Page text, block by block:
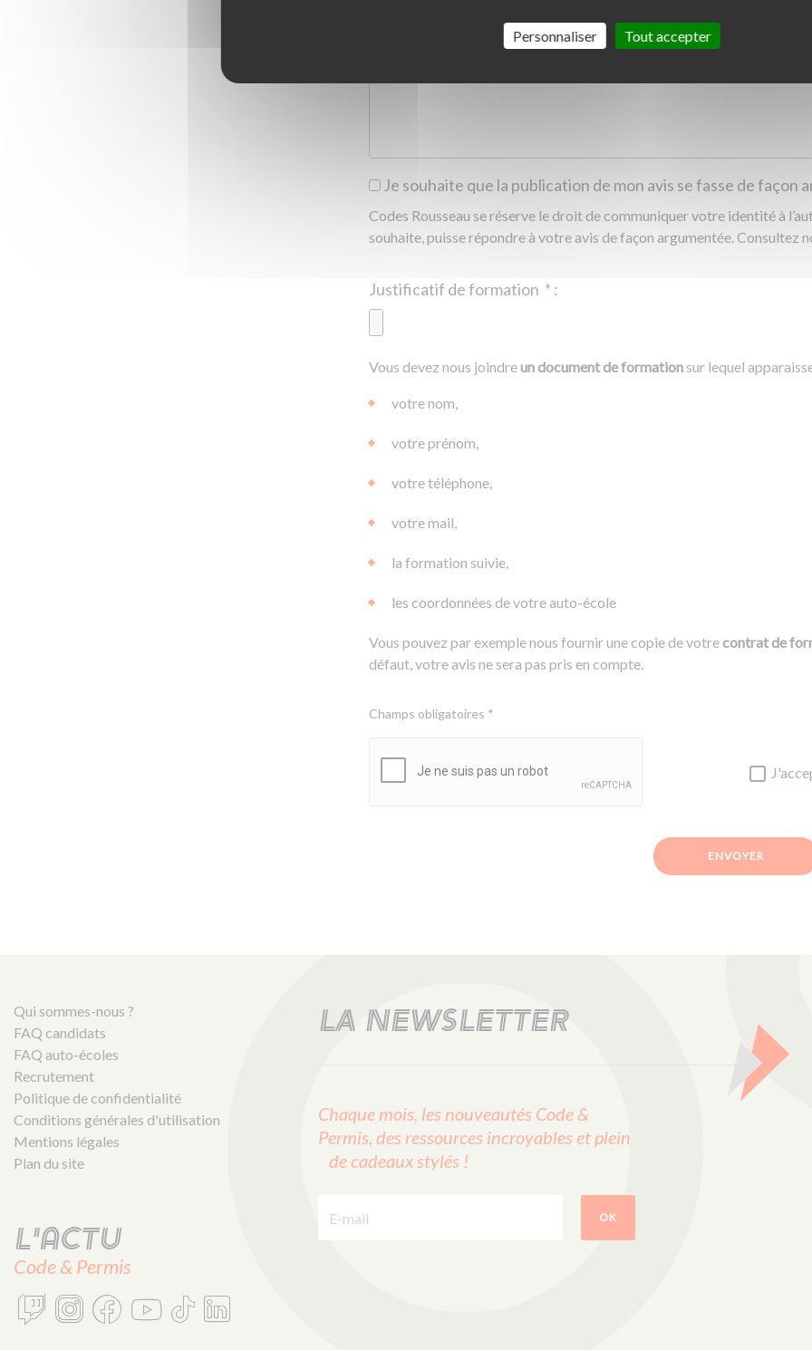
Je souhaite que la publication de mon avis se fasse de façon
Codes Rousseau se réserve le droit de communiquer votre identité à
souhaite, puisse répondre à votre avis de façon argumentée. Consultez
* :
||0.00 Ko
Vous devez nous joindreun document de formation sur lequel
votre nom,
votre prénom,
votre téléphone,
votre mail,
la formation suivie,
les coordonnées de votre auto-école
Vous pouvez par exemple nous fournir une copie de votrecontrat de
défaut, votre avis ne sera pas pris en compte.
Champs obligatoires *
ENVOYER
Qui sommes-nous ?
FAQ candidats
FAQ auto-écoles
Recrutement
Politique de confidentialité
Conditions générales d'utilisation
Mentions légales
Plan du site
L'actu
Code & Permis
LA NEWSLETTER
Chaque mois, les nouveautés Code &
Permis, des ressources incroyables et plein
de cadeaux stylés !
OK
Tout accepter
Personnaliser